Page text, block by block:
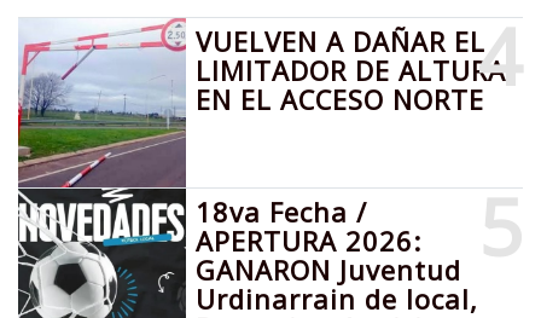
4
VUELVEN A DAÑAR EL
LIMITADOR DE ALTURA
EN EL ACCESO NORTE
5
18va Fecha /
APERTURA 2026:
GANARON Juventud
Urdinarrain de local,